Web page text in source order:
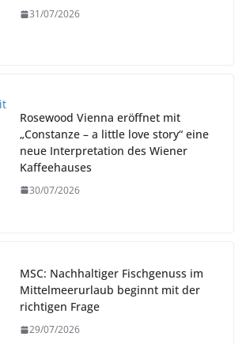
31/07/2026
Rosewood Vienna eröffnet mit
„Constanze – a little love story“ eine
neue Interpretation des Wiener
Kaffeehauses
30/07/2026
MSC: Nachhaltiger Fischgenuss im
Mittelmeerurlaub beginnt mit der
richtigen Frage
29/07/2026